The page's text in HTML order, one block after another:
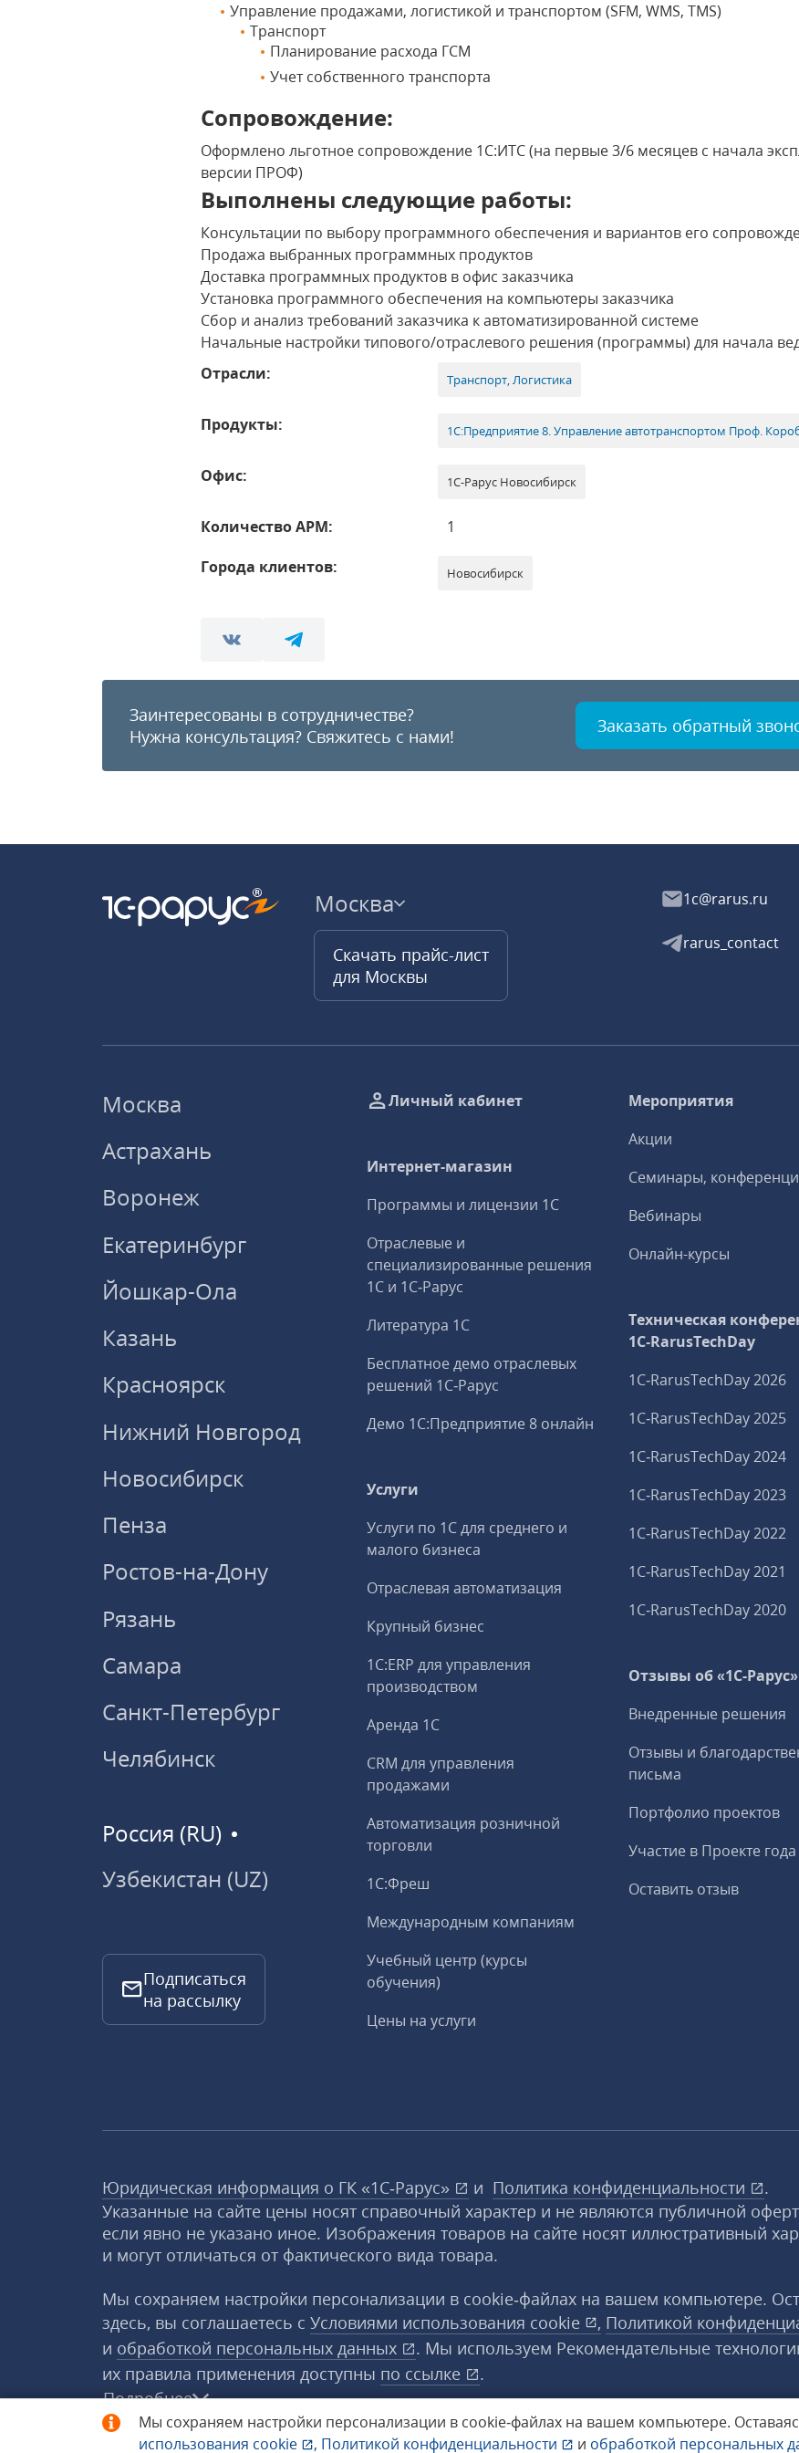
Управление продажами, логистикой и транспортом (SFM, WMS, TMS)
Транспорт
Планирование расхода ГСМ
Учет собственного транспорта
Сопровождение:
Оформлено льготное сопровождение 1С:ИТС (на первые 3/6 месяцев с начала
версии ПРОФ)
Выполнены следующие работы:
Консультации по выбору программного обеспечения и вариантов его
Продажа выбранных программных продуктов
Доставка программных продуктов в офис заказчика
Установка программного обеспечения на компьютеры заказчика
Сбор и анализ требований заказчика к автоматизированной системе
Начальные настройки типового/отраслевого решения (программы) для начала
Отрасли:
Транспорт, Логистика
Продукты: 1С:Предприятие 8. Управление автотранспортом Проф.
Офис: 1С-Рарус Новосибирск
Количество АРМ:
1
Города клиентов:
Новосибирск
Заинтересованы в сотрудничестве?
Нужна консультация? Свяжитесь с нами! Заказать обратный
Мы сохраняем настройки персонализации в cookie‑файлах на вашем компьютере.
использования cookie , Политикой конфиденциальности и обработкой персональных
Москва
Скачать прайс-лист
для Москвы
1c@rarus.ru
rarus_contact
Москва
Астрахань
Воронеж
Екатеринбург
Йошкар-Ола
Казань
Красноярск
Нижний Новгород
Новосибирск
Пенза
Ростов-на-Дону
Рязань
Самара
Санкт-Петербург
Челябинск
Россия (RU)
Узбекистан (UZ)
Подписаться
на рассылку
Личный кабинет
Интернет-магазин
Программы и лицензии 1С
Отраслевые и
специализированные решения
1С и 1С‑Рарус
Литература 1С
Бесплатное демо отраслевых
решений 1С‑Рарус
Демо 1С:Предприятие 8 онлайн
Услуги
Услуги по 1С для среднего и
малого бизнеса
Отраслевая автоматизация
Крупный бизнес
1С:ERP для управления
производством
Аренда 1С
CRM для управления
продажами
Автоматизация розничной
торговли
1С:Фреш
Международным компаниям
Учебный центр (курсы
обучения)
Цены на услуги
Мероприятия
Акции
Семинары,
Вебинары
Онлайн-курсы
Техническая
1C‑RarusTechDay
1C‑RarusTechDay 2026
1C‑RarusTechDay 2025
1C‑RarusTechDay 2024
1C‑RarusTechDay 2023
1C‑RarusTechDay 2022
1C‑RarusTechDay 2021
1C‑RarusTechDay 2020
Отзывы об «1С-Рарус»
Внедренные решения
Отзывы и
письма
Портфолио проектов
Участие в Проекте года
Оставить отзыв
Юридическая информация о ГК «1С‑Рарус» и Политика конфиденциальности
.
Указанные на сайте цены носят справочный характер и не являются публичной
если явно не указано иное. Изображения товаров на сайте носят иллюстративный
и могут отличаться от фактического вида товара.
Мы сохраняем настройки персонализации в cookie‑файлах на вашем компьютере.
здесь, вы соглашаетесь с Условиями использования cookie , Политикой
и обработкой персональных данных
. Мы используем Рекомендательные
их правила применения доступны по ссылке
.
Подробнее